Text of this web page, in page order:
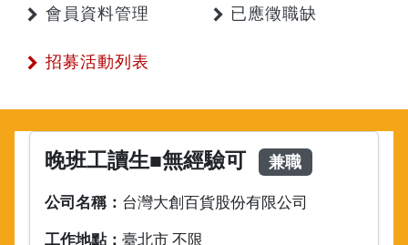
會員資料管理 已應徵職缺
招募活動列表
晚班工讀生■無經驗可 兼職
公司名稱： 台灣大創百貨股份有限公司
工作地點： 臺北市 不限